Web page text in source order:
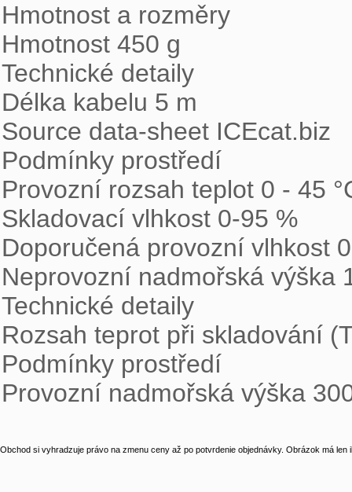
Hmotnost a rozměry
Hmotnost 450 g
Technické detaily
Délka kabelu 5 m
Source data-sheet ICEcat.biz
Podmínky prostředí
Provozní rozsah teplot 0 - 45
Skladovací vlhkost 0-95 %
Doporučená provozní vlhkost
Neprovozní nadmořská výška
Technické detaily
Rozsah teprot při skladování
Podmínky prostředí
Provozní nadmořská výška
Obchod si vyhradzuje právo na zmenu ceny až po potvrdenie objednávky. Obrázok má len